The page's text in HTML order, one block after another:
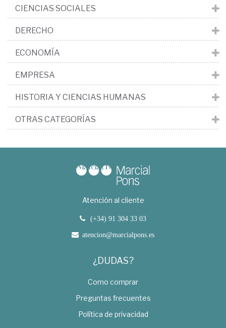
CIENCIAS SOCIALES
DERECHO
ECONOMÍA
EMPRESA
HISTORIA Y CIENCIAS HUMANAS
OTRAS CATEGORÍAS
Atención al cliente
(+34) 91 304 33 03
atencion@marcialpons.es
¿DUDAS?
Como comprar
Preguntas frecuentes
Política de privacidad